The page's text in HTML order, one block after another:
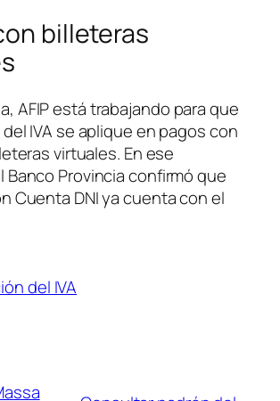
billeteras
AFIP está trabajando para que
IVA se aplique en pagos con
virtuales. En ese
Provincia confirmó que
Cuenta DNI ya cuenta con el
del IVA